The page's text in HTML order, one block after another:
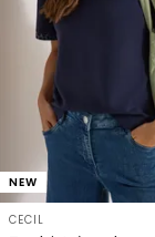
NEW
CECIL